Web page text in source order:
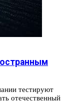
тестируют
отечественный